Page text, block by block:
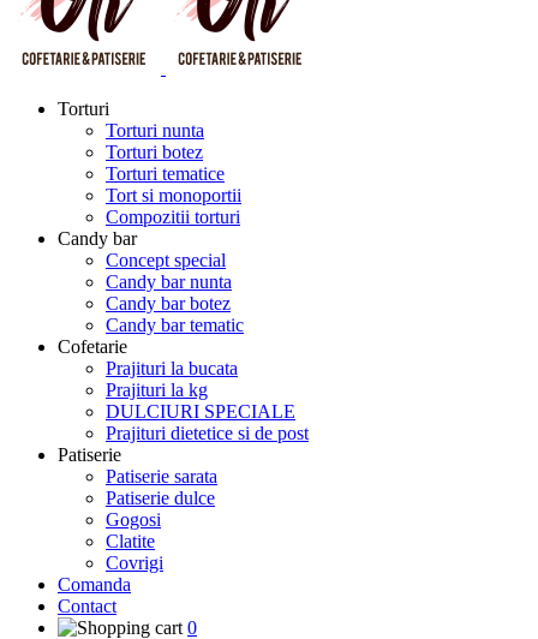
Torturi
Torturi nunta
Torturi botez
Torturi tematice
Tort si monoportii
Compozitii torturi
Candy bar
Concept special
Candy bar nunta
Candy bar botez
Candy bar tematic
Cofetarie
Prajituri la bucata
Prajituri la kg
DULCIURI SPECIALE
Prajituri dietetice si de post
Patiserie
Patiserie sarata
Patiserie dulce
Gogosi
Clatite
Covrigi
Comanda
Contact
0